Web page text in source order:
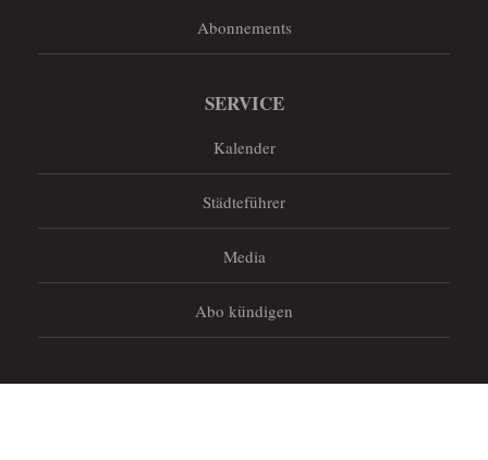
Abonnements
SERVICE
Kalender
Städteführer
Media
Abo kündigen